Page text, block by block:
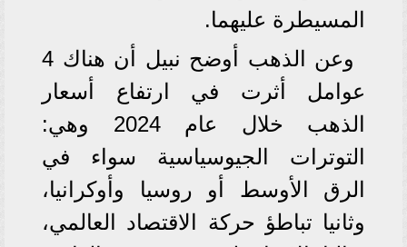
المسيطرة عليهما.
وعن الذهب أوضح نبيل أن هناك 4
عوامل أثرت في ارتفاع أسعار
الذهب خلال عام 2024 وهي:
التوترات الجيوسياسية سواء في
الرق الأوسط أو روسيا وأوكرانيا،
وثانيا تباطؤ حركة الاقتصاد العالمي،